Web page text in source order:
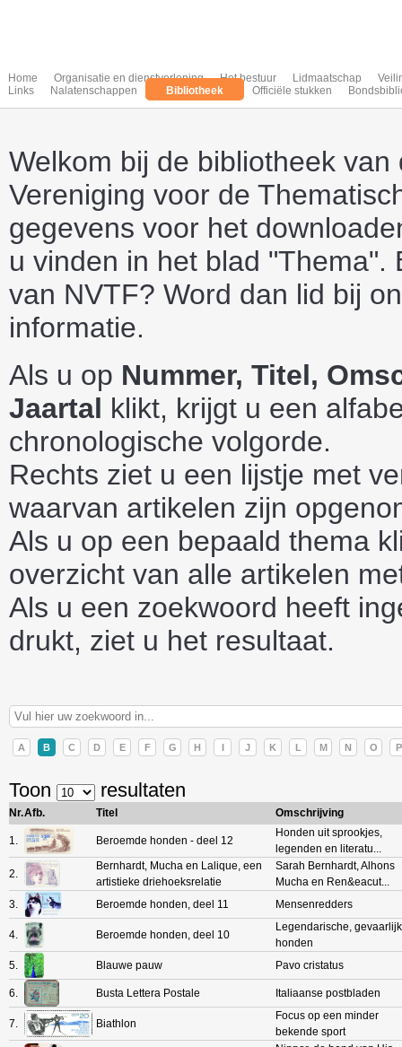
Home Organisatie en dienstverlening Het bestuur Lidmaatschap
Links
Nalatenschappen Bibliotheek Officiële stukken
Welkom bij de bibliotheek van
Vereniging voor de
gegevens voor het
u vinden in het blad "Thema".
van NVTF? Word dan lid bij
informatie.
Als u op Nummer, Titel,
Jaartal klikt, krijgt u een
chronologische volgorde.
Rechts ziet u een lijstje met
waarvan artikelen zijn
Als u op een bepaald thema
overzicht van alle artikelen
Als u een zoekwoord heeft
drukt, ziet u het resultaat.
A B C D E F G H I J K L M N O P
Toon resultaten
Nr.Afb. Titel Omschrijving
1. Beroemde honden - deel 12
Honden uit sprookjes,
legenden en literatu...
2.
Bernhardt, Mucha en Lalique, een
artistieke driehoeksrelatie
Sarah Bernhardt, Alhons
Mucha en Ren&eacut...
3.
Beroemde honden, deel 11 Mensenredders
4. Beroemde honden, deel 10
Legendarische,
honden
5.
Blauwe pauw Pavo cristatus
6. Busta Lettera Postale Italiaanse postbladen
7. Biathlon
Focus op een minder
bekende sport